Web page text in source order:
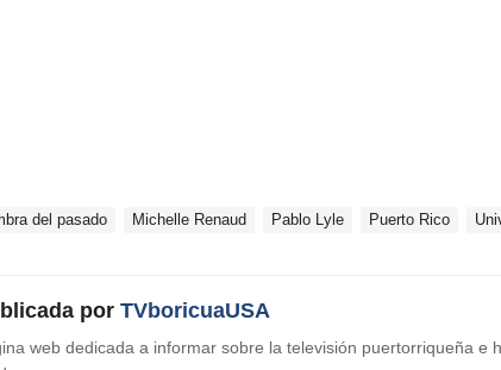
del pasado Michelle Renaud Pablo Lyle Puerto Rico
por TVboricuaUSA
web dedicada a informar sobre la televisión puertorriqueña e